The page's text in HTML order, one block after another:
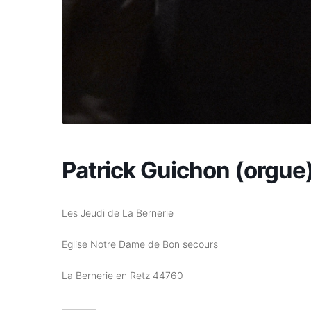
Patrick Guichon
Les Jeudi de La Bernerie
Eglise Notre Dame de Bon secours
La Bernerie en Retz 44760